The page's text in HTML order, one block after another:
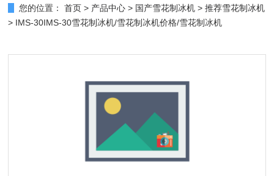
您的位置： 首页 > 产品中心 > 国产雪花制冰机 >推荐雪花制冰机
> IMS-30IMS-30雪花制冰机/雪花制冰机价格/雪花制冰机